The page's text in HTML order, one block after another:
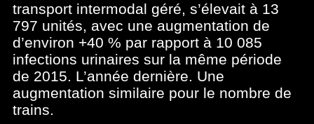
transport intermodal géré, s’élevait à 13
797 unités, avec une augmentation de
d’environ +40 % par rapport à 10 085
infections urinaires sur la même période
de 2015. L’année dernière. Une
augmentation similaire pour le nombre de
trains.